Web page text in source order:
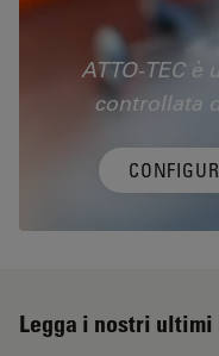
ATTO-TEC è
controllata
Legga i nostri